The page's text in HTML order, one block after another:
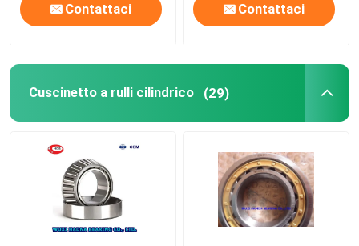
Contattaci Contattaci
Cuscinetto a rulli cilindrico (29)